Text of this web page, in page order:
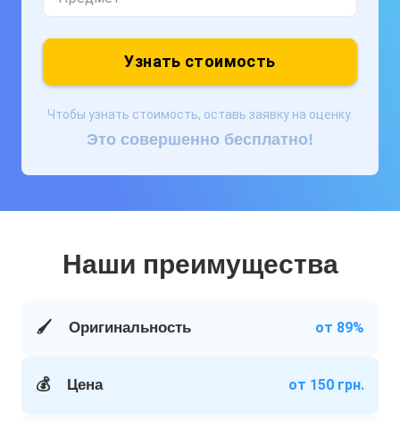
Узнать стоимость
Чтобы узнать стоимость, оставь заявку на оценку.
Это совершенно бесплатно!
Наши преимущества
🖌️ Оригинальность от 89%
💰 Цена от 150 грн.